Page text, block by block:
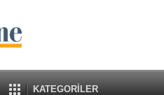
KATEGORİLER